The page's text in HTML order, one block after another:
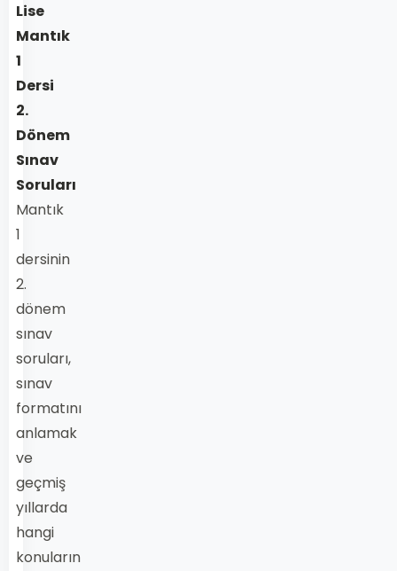
Lise
Mantık
1
Dersi
2.
Dönem
Sınav
Soruları
Mantık
1
dersinin
2.
dönem
sınav
soruları,
sınav
formatını
anlamak
ve
geçmiş
yıllarda
hangi
konuların